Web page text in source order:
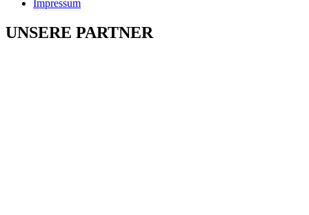
Impressum
UNSERE PARTNER